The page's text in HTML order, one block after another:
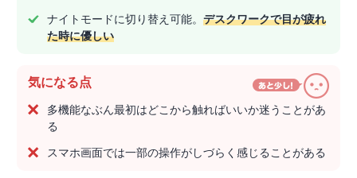
ナイトモードに切り替え可能。 デスクワークで目が疲れ
た時に優しい
気になる点
多機能なぶん最初はどこから触ればいいか迷うことがあ
る
スマホ画面では一部の操作がしづらく感じることがある